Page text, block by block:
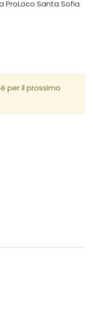
ProLoco Santa Sofia
per il prossimo